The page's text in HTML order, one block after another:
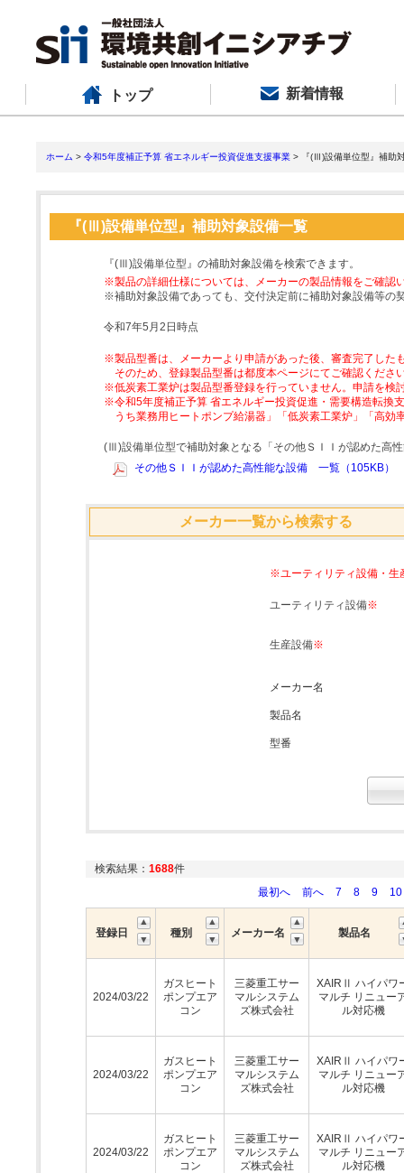
トップ 新着情報
ホーム > 令和5年度補正予算 省エネルギー投資促進支援事業 > 『(Ⅲ)設備単位型』補助
『(Ⅲ)設備単位型』補助対象設備一覧
『(Ⅲ)設備単位型』の補助対象設備を検索できます。
※製品の詳細仕様については、メーカーの製品情報をご確認
※補助対象設備であっても、交付決定前に補助対象設備等の
令和7年5月2日時点
※製品型番は、メーカーより申請があった後、審査完了した
そのため、登録製品型番は都度本ページにてご確認くださ
※低炭素工業炉は製品型番登録を行っていません。申請を検
※令和5年度補正予算 省エネルギー投資促進・需要構造転換
うち業務用ヒートポンプ給湯器」「低炭素工業炉」「高
(Ⅲ)設備単位型で補助対象となる「その他ＳＩＩが認めた高
その他ＳＩＩが認めた高性能な設備 一覧（105KB）
メーカー一覧から検索する
※ユーティリティ設備・生
ユーティリティ設備※
生産設備※
メーカー名
製品名
型番
検索結果： 1688件
最初へ
前へ 7 8 9 10
登録日 種別 メーカー名 製品名
2024/03/22
ガスヒート
ポンプエア
コン
三菱重工サー
マルシステム
ズ株式会社
XAIRⅡ ハイパワ
マルチ リニュー
ル対応機
2024/03/22
ガスヒート
ポンプエア
コン
三菱重工サー
マルシステム
ズ株式会社
XAIRⅡ ハイパワ
マルチ リニュー
ル対応機
2024/03/22
ガスヒート
ポンプエア
コン
三菱重工サー
マルシステム
ズ株式会社
XAIRⅡ ハイパワ
マルチ リニュー
ル対応機